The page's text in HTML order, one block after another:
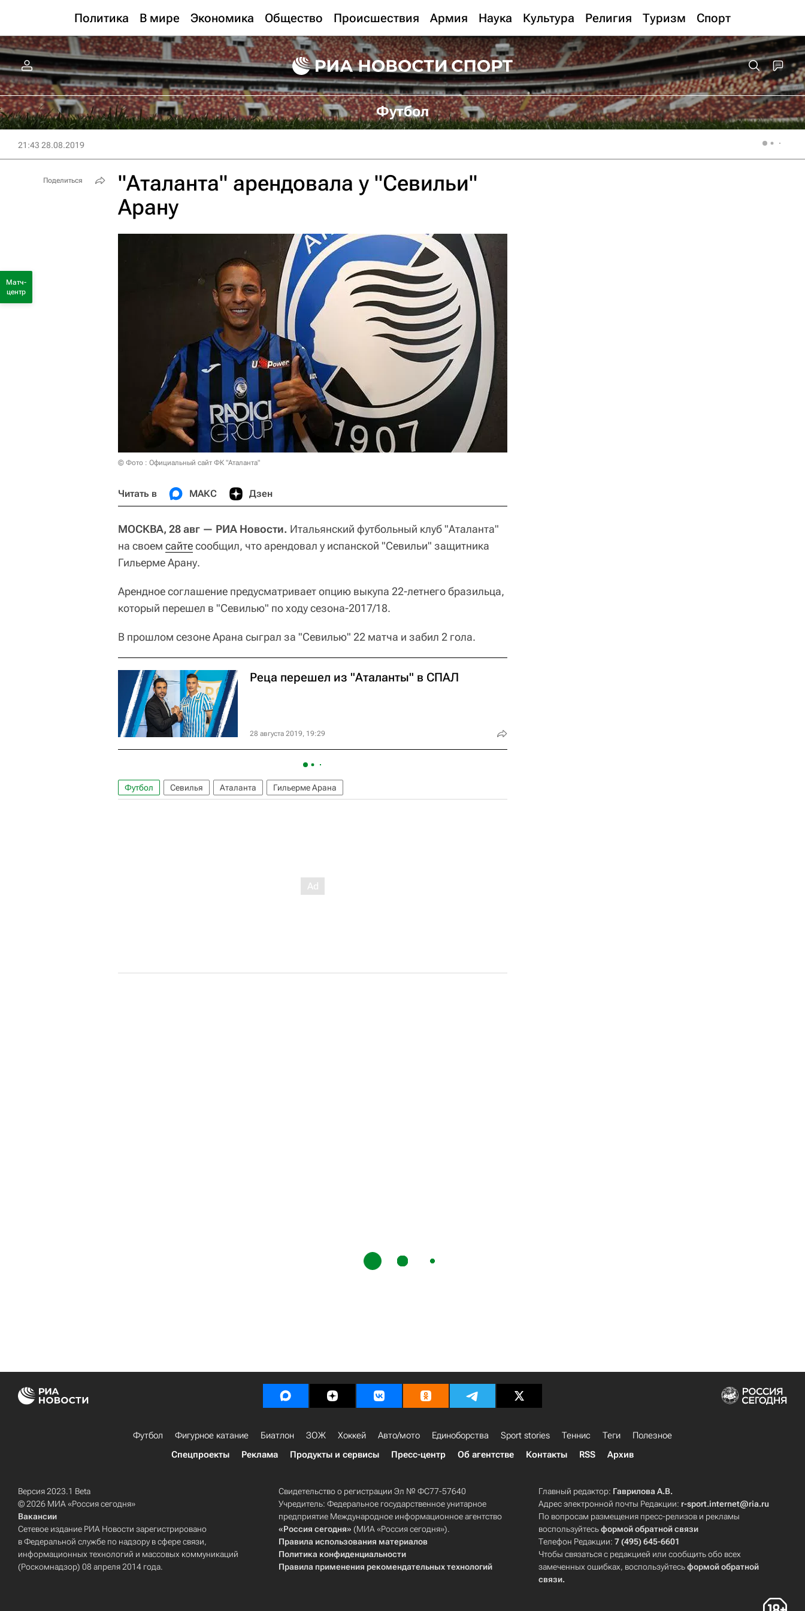
Политика В мире Экономика Общество Происшествия Армия Наука Культура Религия Туризм Спорт
Футбол
21:43 28.08.2019
"Аталанта" арендовала у "Севильи"
Арану
© Фото : Официальный сайт ФК "Аталанта"
Читать в МАКС Дзен
МОСКВА, 28 авг — РИА Новости. Итальянский футбольный клуб "Аталанта"
на своем сайтесообщил, что арендовал у испанской "Севильи" защитника
Гильерме Арану.
Арендное соглашение предусматривает опцию выкупа 22-летнего бразильца,
который перешел в "Севилью" по ходу сезона-2017/18.
В прошлом сезоне Арана сыграл за "Севилью" 22 матча и забил 2 гола.
Реца перешел из "Аталанты" в СПАЛ
28 августа 2019, 19:29
Футбол Севилья Аталанта Гильерме Арана
Поделиться
Матч-
центр
Футбол Фигурное катание Биатлон ЗОЖ Хоккей Авто/мото Единоборства Sport stories Теннис Теги
Полезное
Спецпроекты
Реклама Продукты и сервисы Пресс-центр Об агентстве Контакты RSS Архив
Версия 2023.1 Beta
© 2026 МИА «Россия сегодня»
Вакансии
Сетевое издание РИА Новости зарегистрировано
в Федеральной службе по надзору в сфере связи,
информационных технологий и массовых коммуникаций
(Роскомнадзор) 08 апреля 2014 года.
Свидетельство о регистрации Эл № ФС77-57640
Учредитель: Федеральное государственное унитарное
предприятие Международное информационное агентство
«Россия сегодня» (МИА «Россия сегодня»).
Правила использования материалов
Политика конфиденциальности
Правила применения рекомендательных технологий
Главный редактор: Гаврилова А.В.
Адрес электронной почты Редакции: r-sport.internet@ria.ru
По вопросам размещения пресс-релизов и рекламы
воспользуйтесьформой обратной связи
Телефон Редакции:7 (495) 645-6601
Чтобы связаться с редакцией или сообщить обо всех
замеченных ошибках, воспользуйтесьформой обратной
связи.